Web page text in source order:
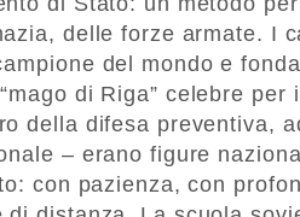
delle forze armate. I
del mondo e
di Riga” celebre
della difesa preventiva,
– erano figure
con pazienza, con